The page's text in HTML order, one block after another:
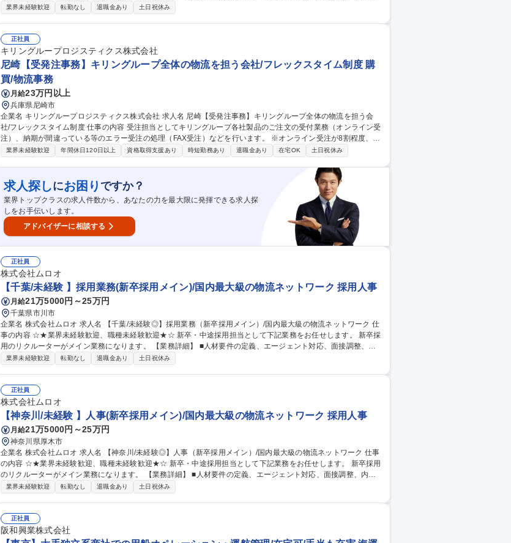
フォロー ■学生・候補者対応（説明会フォロー、面談など） ■採用ブランディング・施策立案 ≪入社後の流れ≫最
業界未経験歓迎 転勤なし 退職金あり 土日祝休み
正社員
キリングループロジスティクス株式会社
尼崎【受発注事務】キリングループ全体の物流を担う会社/フレックスタイム制度 購
買/物流事務
月給23万円以上
兵庫県尼崎市
企業名 キリングループロジスティクス株式会社 求人名 尼崎【受発注事務】キリングループ全体の物流を担う会
社/フレックスタイム制度 仕事の内容 受注担当としてキリングループ各社製品のご注文の受付業務（オンライン受
注）、納期が間違っている等のエラー受注の処理（FAX受注）などを行います。 ※オンライン受注が8割程度、FA
X受注が2割程となります。 ★受注対応は配送を支える重要なポジション受注というお仕事は、確実な配送（適切
ずはミスをしないように丁寧に、周囲と協力しながら徐々にスピードを身に着けていければ大丈夫です。また、
中途入社でも一人ひとりにメンターがつくなど手厚いフォロー体制となっています。 募集職種 尼崎【受発注事
務】キリングループ全体の物流を担う会社/フレックスタイム制度
業界未経験歓迎 年間休日120日以上 資格取得支援あり 時短勤務あり 退職金あり 在宅OK 土日祝休み
求人探しにお困り ですか？
業界トップクラスの求人件数から、あなたの力を最大限に発揮できる求人探
しをお手伝いします。
アドバイザーに相談する
正社員
株式会社ムロオ
【千葉/未経験 】採用業務(新卒採用メイン)/国内最大級の物流ネットワーク 採用人事
月給21万5000円～25万円
千葉県市川市
企業名 株式会社ムロオ 求人名 【千葉/未経験◎】採用業務（新卒採用メイン）/国内最大級の物流ネットワーク 仕
事の内容 ☆★業界未経験歓迎、職種未経験歓迎★☆ 新卒・中途採用担当として下記業務をお任せします。 新卒採
用のリクルーターがメイン業務になります。 【業務詳細】 ■人材要件の定義、エージェント対応、面接調整、内
定後フォロー ■優秀な人材確保のための採用ブランディングや施策立案 ≪入社後の流れ≫最初は先輩社員のもと
業界未経験歓迎 転勤なし 退職金あり 土日祝休み
正社員
株式会社ムロオ
【神奈川/未経験 】人事(新卒採用メイン)/国内最大級の物流ネットワーク 採用人事
月給21万5000円～25万円
神奈川県厚木市
企業名 株式会社ムロオ 求人名 【神奈川/未経験◎】人事（新卒採用メイン）/国内最大級の物流ネットワーク 仕事
の内容 ☆★業界未経験歓迎、職種未経験歓迎★☆ 新卒・中途採用担当として下記業務をお任せします。 新卒採用
のリクルーターがメイン業務になります。 【業務詳細】 ■人材要件の定義、エージェント対応、面接調整、内定
後フォロー ■学生・候補者対応（説明会フォロー、面談など） ■採用ブランディング・施策立案 ≪入社後の流れ≫
業界未経験歓迎 転勤なし 退職金あり 土日祝休み
正社員
阪和興業株式会社